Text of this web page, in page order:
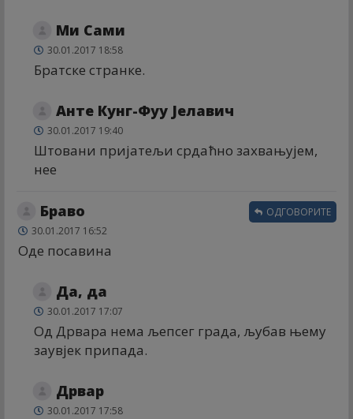
Ми Сами
30.01.2017 18:58
Братске странке.
Анте Кунг-Фуу Јелавич
30.01.2017 19:40
Штовани пријатељи срдаћно захвањујем,
нее
Браво
30.01.2017 16:52
Оде посавина
ОДГОВОРИТЕ
Да, да
30.01.2017 17:07
Од Дрвара нема љепсег града, љубав њему
заувјек припада.
Дрвар
30.01.2017 17:58